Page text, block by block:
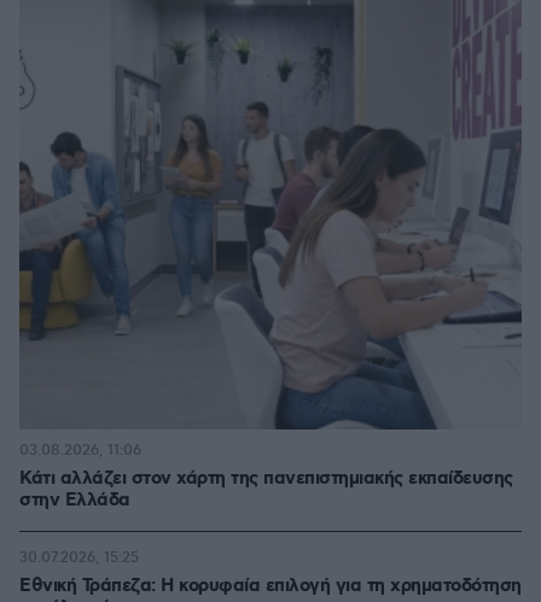
Κάτι αλλάζει στον χάρτη της πανεπιστημιακής εκπαίδευσης
στην Ελλάδα
03.08.2026, 11:06
Εθνική Τράπεζα: Η κορυφαία επιλογή για τη χρηματοδότηση
30.07.2026, 15:25